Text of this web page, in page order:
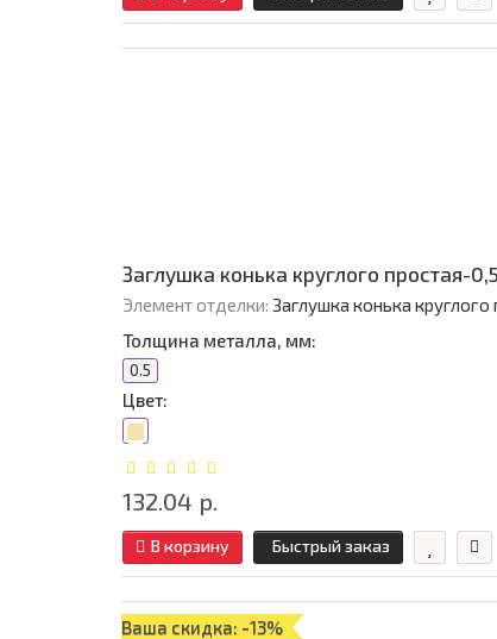
Заглушка конька круглого простая-
Элемент отделки: Заглушка конька круглого
Толщина металла, мм:
0.5
Цвет:
132.04 р.
В корзину Быстрый заказ
Ваша скидка: -13%